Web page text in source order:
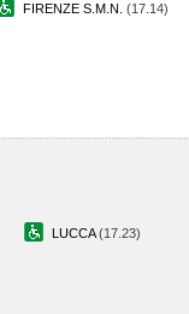
FIRENZE S.M.N. (17.14)
LUCCA(17.23)